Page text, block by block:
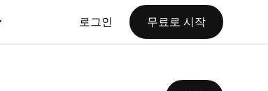
로그인 무료로 시작